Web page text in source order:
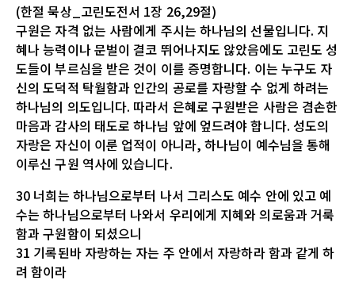
(한절 묵상_고린도전서 1장 26,29절)
구원은 자격 없는 사람에게 주시는 하나님의 선물입니다. 지
혜나 능력이나 문벌이 결코 뛰어나지도 않았음에도 고린도 성
도들이 부르심을 받은 것이 이를 증명합니다. 이는 누구도 자
신의 도덕적 탁월함과 인간의 공로를 자랑할 수 없게 하려는
하나님의 의도입니다. 따라서 은혜로 구원받은 사람은 겸손한
마음과 감사의 태도로 하나님 앞에 엎드려야 합니다. 성도의
자랑은 자신이 이룬 업적이 아니라, 하나님이 예수님을 통해
이루신 구원 역사에 있습니다.
30 너희는 하나님으로부터 나서 그리스도 예수 안에 있고 예
수는 하나님으로부터 나와서 우리에게 지혜와 의로움과 거룩
함과 구원함이 되셨으니
31 기록된바 자랑하는 자는 주 안에서 자랑하라 함과 같게 하
려 함이라